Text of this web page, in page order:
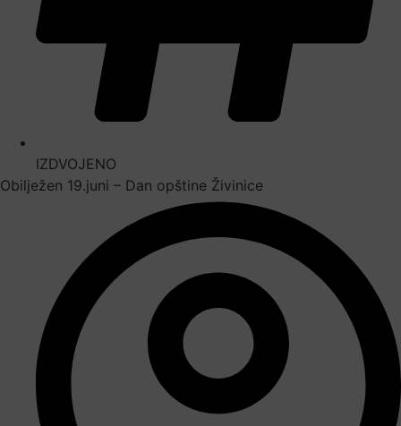
IZDVOJENO
Obilježen 19.juni – Dan opštine Živinice